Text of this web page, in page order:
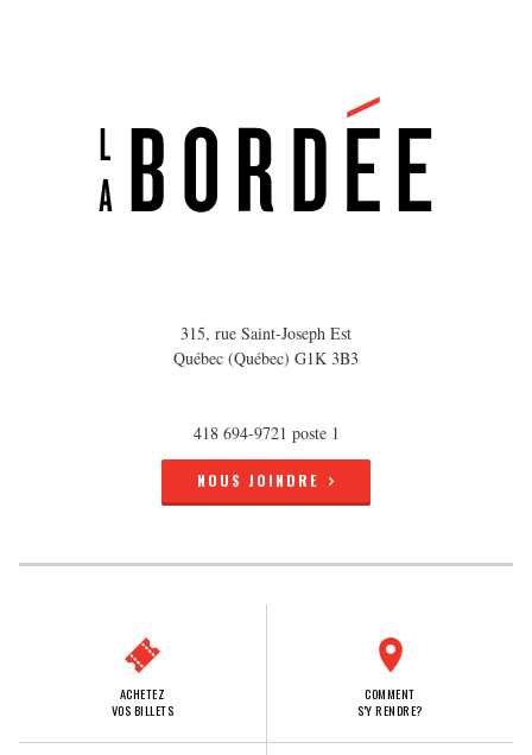
315, rue Saint-Joseph Est
Québec (Québec) G1K 3B3
418 694-9721 poste 1
NOUS JOINDRE
ACHETEZ
VOS BILLETS
COMMENT
S'Y RENDRE?